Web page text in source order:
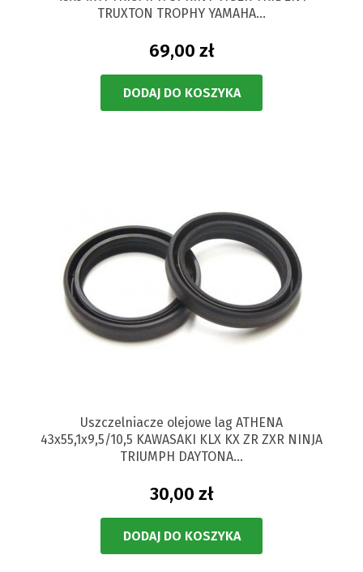
TRUXTON TROPHY YAMAHA...
69,00 zł
DODAJ DO KOSZYKA
Uszczelniacze olejowe lag ATHENA
43x55,1x9,5/10,5 KAWASAKI KLX KX ZR ZXR NINJA
TRIUMPH DAYTONA...
30,00 zł
DODAJ DO KOSZYKA